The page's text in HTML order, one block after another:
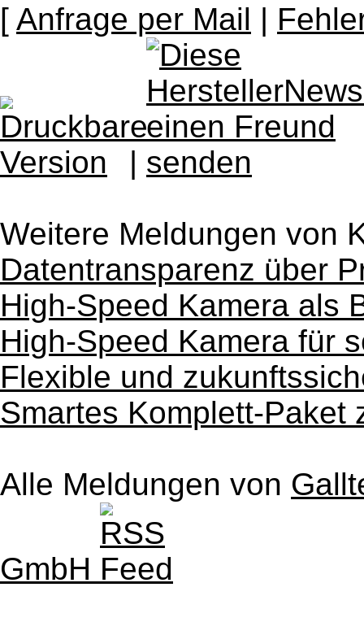
[ Anfrage per Mail |
|
Weitere Meldungen von
Datentransparenz über
High-Speed Kamera als
High-Speed Kamera für
Flexible und
Smartes Komplett-Paket
Alle Meldungen von
GmbH